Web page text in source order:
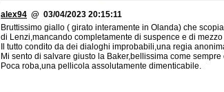
alex94 @ 03/04/2023 20:15:11
Bruttissimo giallo ( girato interamente in Olanda) che
di Lenzi,mancando completamente di suspence e di
Il tutto condito da dei dialoghi improbabili,una regia
Mi sento di salvare giusto la Baker,bellissima come
Poca roba,una pellicola assolutamente dimenticabile.